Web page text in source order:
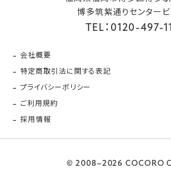
博多筑紫通りセンタービ
TEL：0120-497-
会社概要
特定商取引法に関する表記
プライバシーポリシー
ご利用規約
採用情報
© 2008–2026 COCORO